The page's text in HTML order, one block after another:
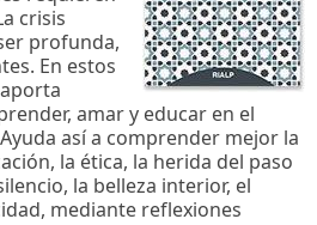
crisis
profunda,
En estos
amar y educar en el
así a comprender mejor la
la ética, la herida del paso
la belleza interior, el
mediante reflexiones